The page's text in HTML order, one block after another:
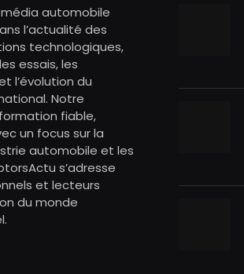
automobile
l’actualité des
technologiques,
essais, les
l’évolution du
Notre
fiable,
un focus sur la
automobile et les
s’adresse
et lecteurs
du monde